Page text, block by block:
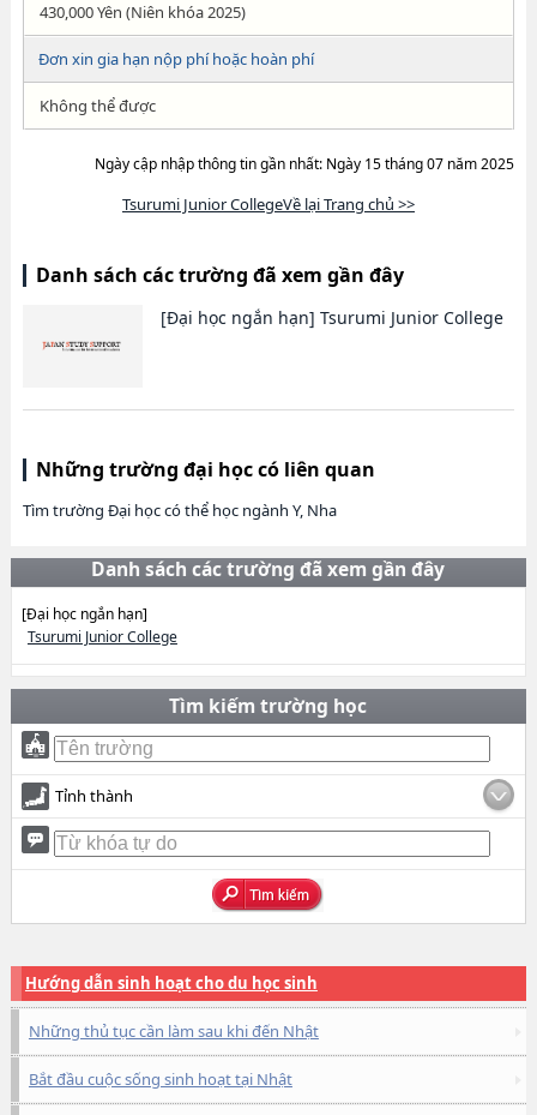
430,000 Yên (Niên khóa 2025)
Đơn xin gia hạn nộp phí hoặc hoàn phí
Không thể được
Ngày cập nhập thông tin gần nhất: Ngày 15 tháng 07 năm 2025
Tsurumi Junior CollegeVề lại Trang chủ >>
Danh sách các trường đã xem gần đây
[Đại học ngắn hạn] Tsurumi Junior College
Những trường đại học có liên quan
Tìm trường Đại học có thể học ngành Y, Nha
Danh sách các trường đã xem gần đây
[Đại học ngắn hạn]
Tsurumi Junior College
Tìm kiếm trường học
Tỉnh thành
Hướng dẫn sinh hoạt cho du học sinh
Những thủ tục cần làm sau khi đến Nhật
Bắt đầu cuộc sống sinh hoạt tại Nhật